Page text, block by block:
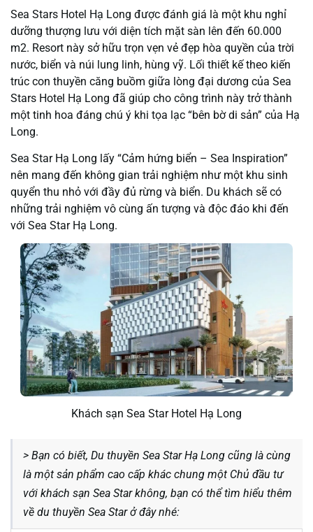
Sea Stars Hotel Hạ Long được đánh giá là một khu nghỉ
dưỡng thượng lưu với diện tích mặt sàn lên đến 60.000
m2. Resort này sở hữu trọn vẹn vẻ đẹp hòa quyền của trời
nước, biển và núi lung linh, hùng vỹ. Lối thiết kế theo kiến
trúc con thuyền căng buồm giữa lòng đại dương của Sea
Stars Hotel Hạ Long đã giúp cho công trình này trở thành
một tinh hoa đáng chú ý khi tọa lạc “bên bờ di sản” của Hạ
Long.
Sea Star Hạ Long lấy “Cảm hứng biển – Sea Inspiration”
nên mang đến không gian trải nghiệm như một khu sinh
quyển thu nhỏ với đầy đủ rừng và biển. Du khách sẽ có
những trải nghiệm vô cùng ấn tượng và độc đáo khi đến
với Sea Star Hạ Long.
Khách sạn Sea Star Hotel Hạ Long
> Bạn có biết, Du thuyền Sea Star Hạ Long cũng là cùng
là một sản phẩm cao cấp khác chung một Chủ đầu tư
với khách sạn Sea Star không, bạn có thể tìm hiểu thêm
về du thuyền Sea Star ở đây nhé: